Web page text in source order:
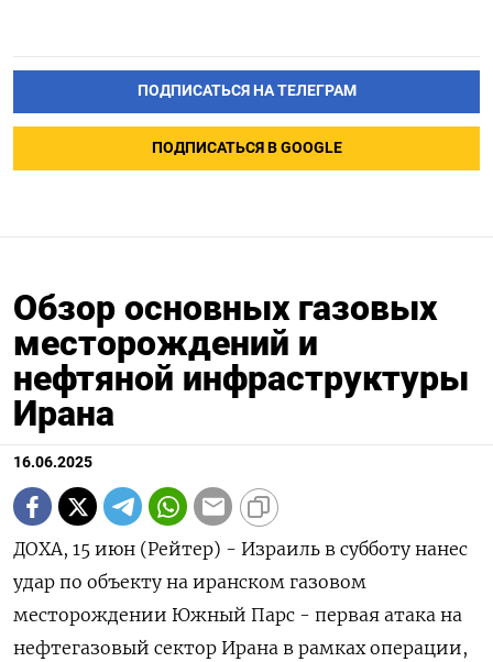
ПОДПИСАТЬСЯ НА ТЕЛЕГРАМ
ПОДПИСАТЬСЯ В GOOGLE
Обзор основных газовых
месторождений и
нефтяной инфраструктуры
Ирана
16.06.2025
ДОХА, 15 июн (Рейтер) - Израиль в субботу нанес
удар по объекту на иранском газовом
месторождении Южный Парс - первая атака на
нефтегазовый сектор Ирана в рамках операции,